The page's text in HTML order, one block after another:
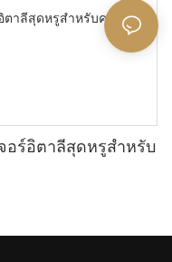
อร์อิตาลีสุดหรูสำหรับ